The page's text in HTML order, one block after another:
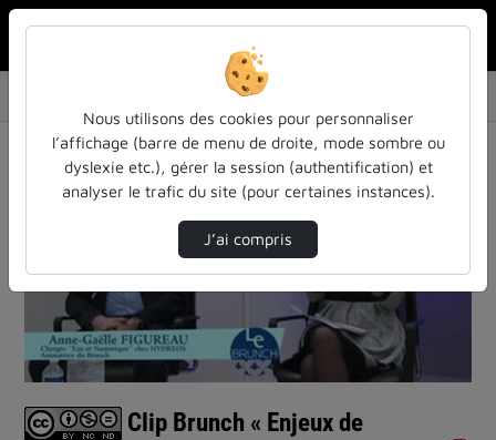
Clip Brunch « Enjeux de sécurité et de maint…
Lire
la
vidéo
Clip Brunch « Enjeux de
Nous utilisons des cookies pour personnaliser
l’affichage (barre de menu de droite, mode sombre ou
dyslexie etc.), gérer la session (authentification) et
analyser le trafic du site (pour certaines instances).
J’ai compris